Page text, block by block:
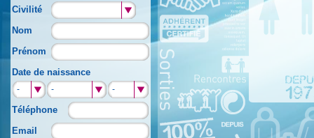
Civilité
Nom
Prénom
Date de naissance
-- -- --
Téléphone
Email